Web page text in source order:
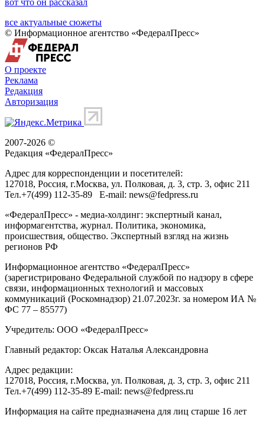
все актуальные сюжеты
© Информационное агентство «ФедералПресс»
О проекте
Реклама
Редакция
Авторизация
2007-2026 ©
Редакция «ФедералПресс»
Адрес для корреспонденции и посетителей:
127018, Россия, г.Москва, ул. Полковая, д. 3, стр. 3, офис 211
Тел.+7(499) 112-35-89 E-mail: news@fedpress.ru
«ФедералПресс» - медиа-холдинг: экспертный канал,
информагентства, журнал. Политика, экономика,
происшествия, общество. Экспертный взгляд на жизнь
регионов РФ
Информационное агентство «ФедералПресс»
(зарегистрировано Федеральной службой по надзору в сфере
связи, информационных технологий и массовых
коммуникаций (Роскомнадзор) 21.07.2023г. за номером ИА №
ФС 77 – 85577)
Учредитель: ООО «ФедералПресс»
Главный редактор: Оксак Наталья Александровна
Адрес редакции:
127018, Россия, г.Москва, ул. Полковая, д. 3, стр. 3, офис 211
Тел.+7(499) 112-35-89 E-mail: news@fedpress.ru
Информация на сайте предназначена для лиц старше 16 лет